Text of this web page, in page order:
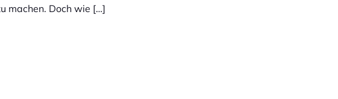
machen. Doch wie […]